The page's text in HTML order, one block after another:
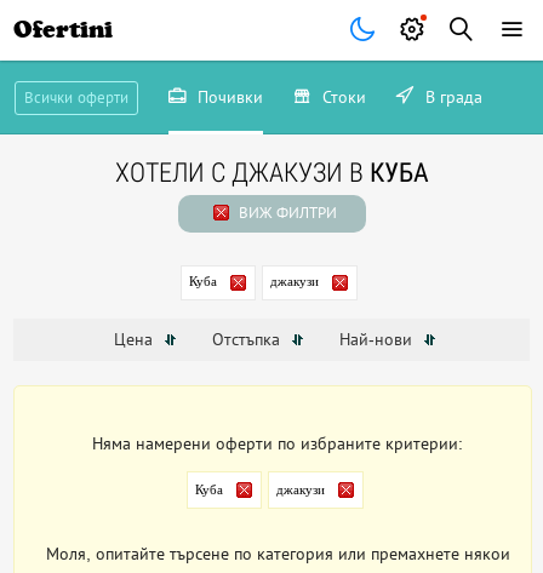
Ofertini
Всички оферти Почивки Стоки В града
ХОТЕЛИ С ДЖАКУЗИ В КУБА
ВИЖ ФИЛТРИ
Куба джакузи
Цена Отстъпка Най-нови
Няма намерени оферти по избраните критерии:
Куба джакузи
Моля, опитайте търсене по категория или премахнете някои